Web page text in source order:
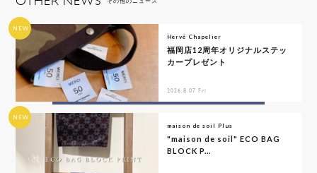
NEW
Hervé Chapelier
福岡店12周年オリジナルステッ
カープレゼント
2026.8.07 Fri
NEW
maison de soil Plus
"maison de soil" ECO BAG
BLOCK P...